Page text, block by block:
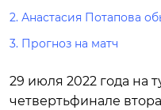
2. Анастасия Потапова
3. Прогноз на матч
29 июля 2022 года на
четвертьфинале